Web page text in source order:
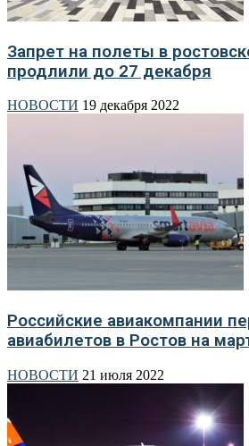
Запрет на полеты в
продлили до 27 декабря
НОВОСТИ 19 декабря 2022
Российские авиакомпании
авиабилетов в Ростов на
НОВОСТИ 21 июля 2022